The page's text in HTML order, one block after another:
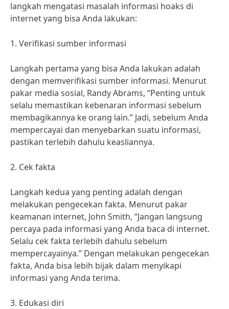
langkah mengatasi masalah informasi hoaks di
internet yang bisa Anda lakukan:
1. Verifikasi sumber informasi
Langkah pertama yang bisa Anda lakukan adalah
dengan memverifikasi sumber informasi. Menurut
pakar media sosial, Randy Abrams, “Penting untuk
selalu memastikan kebenaran informasi sebelum
membagikannya ke orang lain.” Jadi, sebelum Anda
mempercayai dan menyebarkan suatu informasi,
pastikan terlebih dahulu keasliannya.
2. Cek fakta
Langkah kedua yang penting adalah dengan
melakukan pengecekan fakta. Menurut pakar
keamanan internet, John Smith, “Jangan langsung
percaya pada informasi yang Anda baca di internet.
Selalu cek fakta terlebih dahulu sebelum
mempercayainya.” Dengan melakukan pengecekan
fakta, Anda bisa lebih bijak dalam menyikapi
informasi yang Anda terima.
3. Edukasi diri